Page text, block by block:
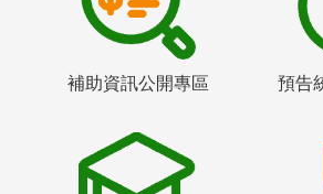
補助資訊公開專區
預告